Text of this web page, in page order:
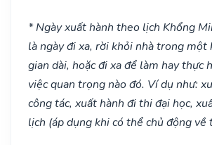
* Ngày xuất hành theo lịch Khổng
là ngày đi xa, rời khỏi nhà trong một
gian dài, hoặc đi xa để làm hay thực
việc quan trọng nào đó. Ví dụ như:
công tác, xuất hành đi thi đại học,
lịch (áp dụng khi có thể chủ động về